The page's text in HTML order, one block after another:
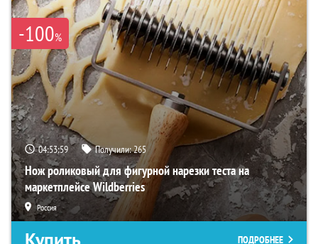
-100%
04:53:58 Получили:265
Нож роликовый для фигурной нарезки теста на
маркетплейсе Wildberries
Россия
ПОДРОБНЕЕ